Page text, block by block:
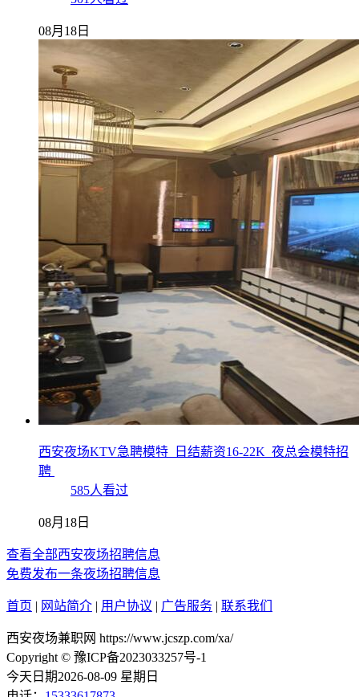
08月18日
西安夜场KTV急聘模特_日结薪资16-22K_夜总会模特招
聘
585人看过
08月18日
查看全部西安夜场招聘信息
免费发布一条夜场招聘信息
首页 | 网站简介 | 用户协议 | 广告服务 | 联系我们
西安夜场兼职网 https://www.jcszp.com/xa/
Copyright © 豫ICP备2023033257号-1
今天日期2026-08-09 星期日